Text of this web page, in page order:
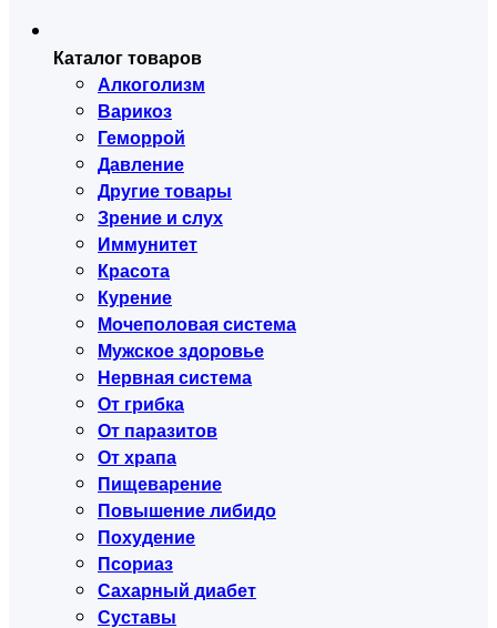
Каталог товаров
Алкоголизм
Варикоз
Геморрой
Давление
Другие товары
Зрение и слух
Иммунитет
Красота
Курение
Мочеполовая система
Мужское здоровье
Нервная система
От грибка
От паразитов
От храпа
Пищеварение
Повышение либидо
Похудение
Псориаз
Сахарный диабет
Суставы